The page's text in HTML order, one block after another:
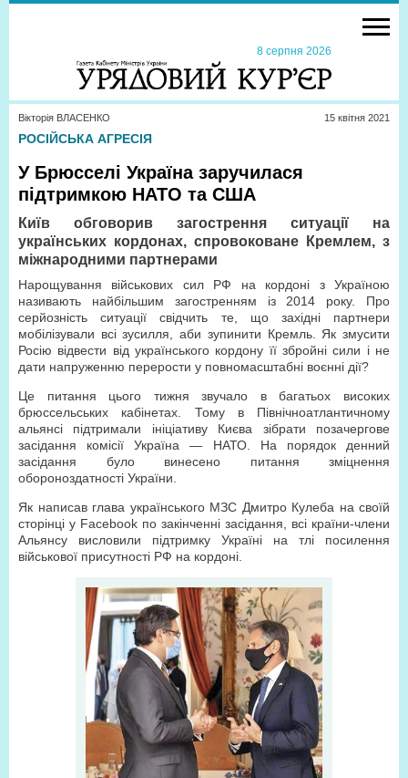
8 серпня 2026
Вікторія ВЛАСЕНКО 15 квiтня 2021
РОСІЙСЬКА АГРЕСІЯ
У Брюсселі Україна заручилася
підтримкою НАТО та США
Київ обговорив загострення ситуації на
українських кордонах, спровоковане Кремлем, з
міжнародними партнерами
Нарощування військових сил РФ на кордоні з Україною
називають найбільшим загостренням із 2014 року. Про
серйозність ситуації свідчить те, що західні партнери
мобілізували всі зусилля, аби зупинити Кремль. Як змусити
Росію відвести від українського кордону її збройні сили і не
дати напруженню перерости у повномасштабні воєнні дії?
Це питання цього тижня звучало в багатьох високих
брюссельських кабінетах. Тому в Північноатлантичному
альянсі підтримали ініціативу Києва зібрати позачергове
засідання комісії Україна — НАТО. На порядок денний
засідання було винесено питання зміцнення
обороноздатності України.
Як написав глава українського МЗС Дмитро Кулеба на своїй
сторінці у Facebook по закінченні засідання, всі країни-члени
Альянсу висловили підтримку Україні на тлі посилення
військової присутності РФ на кордоні.